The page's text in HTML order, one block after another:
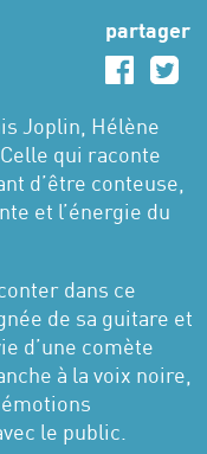
partager
Joplin, Hélène
qui raconte
d’être conteuse,
et l’énergie du
dans ce
de sa guitare et
d’une comète
à la voix noire,
le public.